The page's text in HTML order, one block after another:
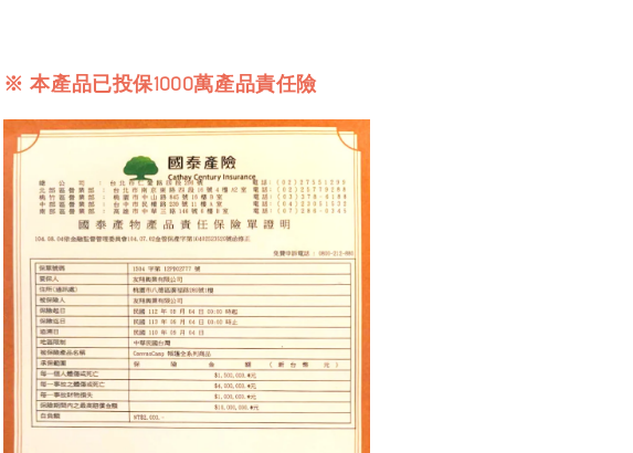
※ 本產品已投保1000萬產品責任險